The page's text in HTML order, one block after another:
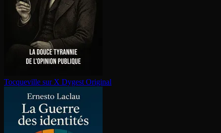
Tocqueville sur X Dygest Original